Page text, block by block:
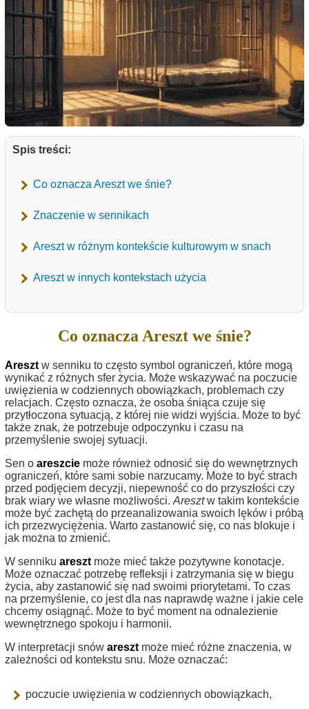
Spis treści:
Co oznacza Areszt we śnie?
Znaczenie w sennikach
Areszt w różnym kontekście kulturowym w snach
Areszt w innych kontekstach użycia
Co oznacza Areszt we śnie?
Areszt w senniku to często symbol ograniczeń, które mogą
wynikać z różnych sfer życia. Może wskazywać na poczucie
uwięzienia w codziennych obowiązkach, problemach czy
relacjach. Często oznacza, że osoba śniąca czuje się
przytłoczona sytuacją, z której nie widzi wyjścia. Może to być
także znak, że potrzebuje odpoczynku i czasu na
przemyślenie swojej sytuacji.
Sen o areszcie może również odnosić się do wewnętrznych
ograniczeń, które sami sobie narzucamy. Może to być strach
przed podjęciem decyzji, niepewność co do przyszłości czy
brak wiary we własne możliwości. Aresztw takim kontekście
może być zachętą do przeanalizowania swoich lęków i próbą
ich przezwyciężenia. Warto zastanowić się, co nas blokuje i
jak można to zmienić.
W senniku areszt może mieć także pozytywne konotacje.
Może oznaczać potrzebę refleksji i zatrzymania się w biegu
życia, aby zastanowić się nad swoimi priorytetami. To czas
na przemyślenie, co jest dla nas naprawdę ważne i jakie cele
chcemy osiągnąć. Może to być moment na odnalezienie
wewnętrznego spokoju i harmonii.
W interpretacji snów areszt może mieć różne znaczenia, w
zależności od kontekstu snu. Może oznaczać:
poczucie uwięzienia w codziennych obowiązkach,